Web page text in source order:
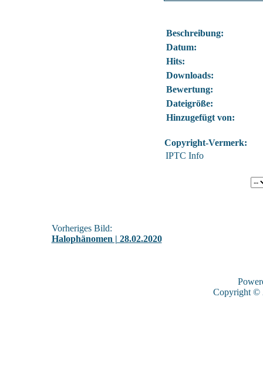
Beschreibung:
Datum:
Hits:
Downloads:
Bewertung:
Dateigröße:
Hinzugefügt von:
Copyright-Vermerk:
IPTC Info
Vorheriges Bild:
Halophänomen | 28.02.2020
Copyright ©